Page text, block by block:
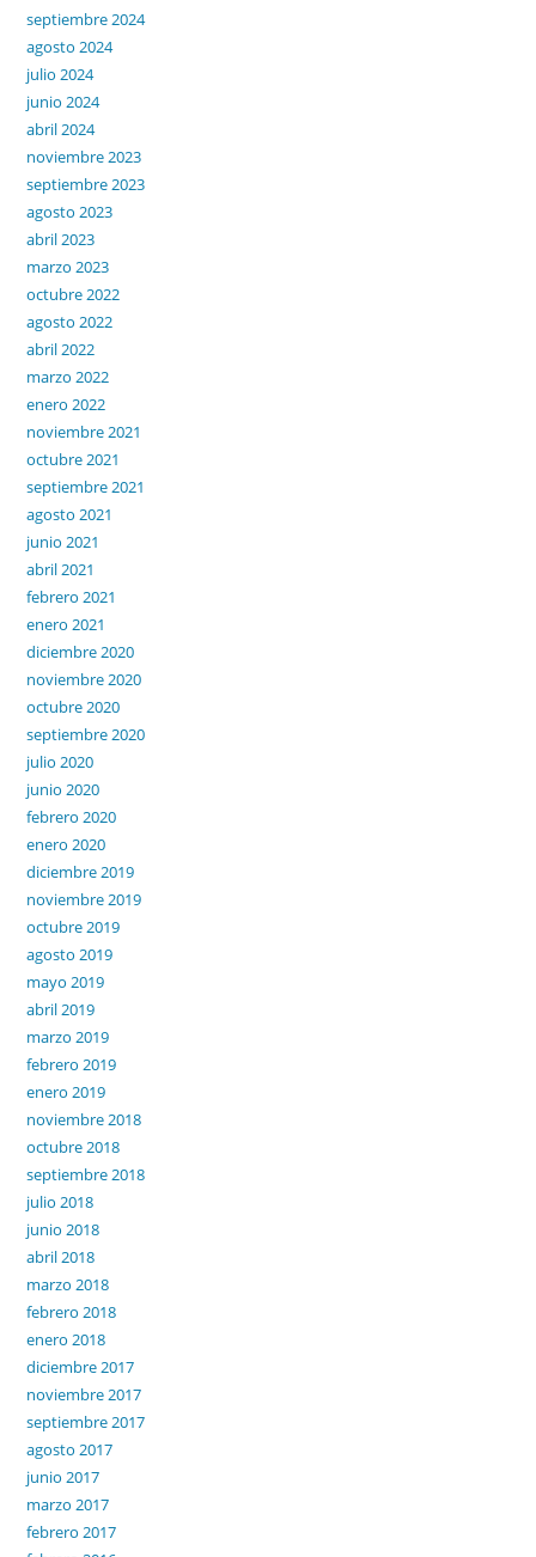
septiembre 2024
agosto 2024
julio 2024
junio 2024
abril 2024
noviembre 2023
septiembre 2023
agosto 2023
abril 2023
marzo 2023
octubre 2022
agosto 2022
abril 2022
marzo 2022
enero 2022
noviembre 2021
octubre 2021
septiembre 2021
agosto 2021
junio 2021
abril 2021
febrero 2021
enero 2021
diciembre 2020
noviembre 2020
octubre 2020
septiembre 2020
julio 2020
junio 2020
febrero 2020
enero 2020
diciembre 2019
noviembre 2019
octubre 2019
agosto 2019
mayo 2019
abril 2019
marzo 2019
febrero 2019
enero 2019
noviembre 2018
octubre 2018
septiembre 2018
julio 2018
junio 2018
abril 2018
marzo 2018
febrero 2018
enero 2018
diciembre 2017
noviembre 2017
septiembre 2017
agosto 2017
junio 2017
marzo 2017
febrero 2017